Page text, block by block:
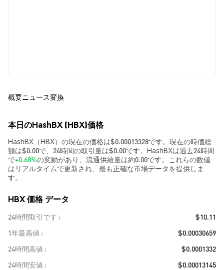
概要ニュース変換
本日のHashBX (HBX)価格
HashBX（HBX）の現在の価格は$0.00013328です。現在の時価総
額は$0.00で、24時間の取引量は$0.00です。HashBXは過去24時間
で+0.68%の変動があり、流通供給量は約0.00です。これらの数値
はリアルタイムで更新され、最も正確な市場データを提供しま
す。
HBX 価格 データ
24時間取引です
$10.11
1年最高値
$0.00030659
24時間高値
$0.0001332
24時間安値
$0.00013145